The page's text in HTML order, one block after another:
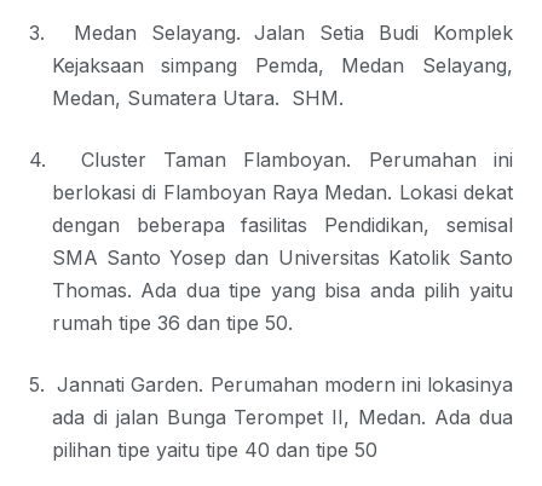
3.
Medan Selayang. Jalan Setia Budi Komplek
Kejaksaan simpang Pemda, Medan Selayang,
Medan, Sumatera Utara. SHM.
4.
Cluster Taman Flamboyan. Perumahan ini
berlokasi di Flamboyan Raya Medan. Lokasi dekat
dengan beberapa fasilitas Pendidikan, semisal
SMA Santo Yosep dan Universitas Katolik Santo
Thomas. Ada dua tipe yang bisa anda pilih yaitu
rumah tipe 36 dan tipe 50.
5. Jannati Garden. Perumahan modern ini lokasinya
ada di jalan Bunga Terompet II, Medan. Ada dua
pilihan tipe yaitu tipe 40 dan tipe 50